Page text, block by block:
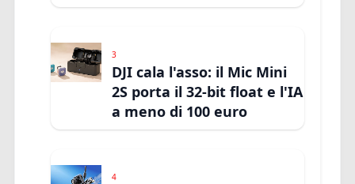
3
DJI cala l'asso: il Mic Mini
2S porta il 32-bit float e l'IA
a meno di 100 euro
4